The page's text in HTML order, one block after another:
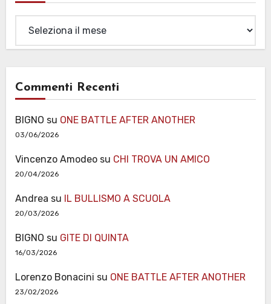
Commenti Recenti
BIGNO su ONE BATTLE AFTER ANOTHER
03/06/2026
Vincenzo Amodeosu CHI TROVA UN AMICO
20/04/2026
Andrea su IL BULLISMO A SCUOLA
20/03/2026
BIGNO su GITE DI QUINTA
16/03/2026
Lorenzo Bonacini su ONE BATTLE AFTER ANOTHER
23/02/2026